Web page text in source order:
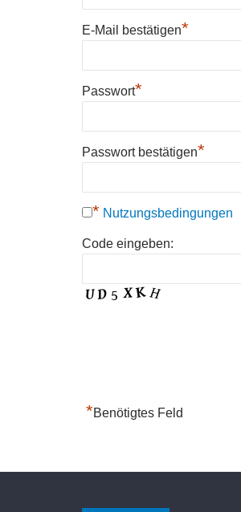
E-Mail bestätigen*
Passwort*
Passwort bestätigen*
* Nutzungsbedingungen
Code eingeben:
*Benötigtes Feld